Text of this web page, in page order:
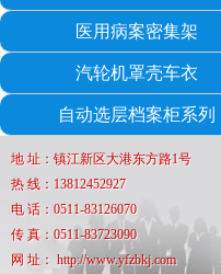
医用病案密集架
汽轮机罩壳车衣
自动选层档案柜系列
地 址：镇江新区大港东方路1号
热 线：13812452927
电 话：0511-83126070
传 真：0511-83723090
网 址： http://www.yfzbkj.com